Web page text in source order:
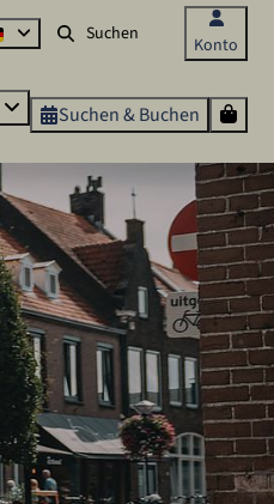
Konto
Suchen & Buchen